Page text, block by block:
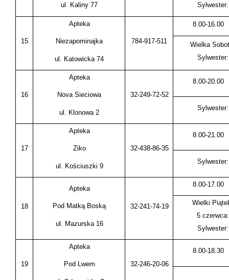
ul. Kaliny 77
15
Apteka
Niezapominajka
ul. Katowicka 74
784-917-511
8.00-16.00
Wielka
16
Apteka
Nova Sieciowa
ul. Klonowa 2
32-249-72-52
8.00-20.00
17
Apteka
Ziko
ul. Kościuszki 9
32-438-86-35
8.00-21.00
18
Apteka
Pod Matką Boską
ul. Mazurska 16
32-241-74-19
8.00-17.00
Wielki
5
19
Apteka
Pod Lwem 32-246-20-06
8.00-18.30